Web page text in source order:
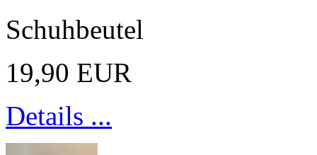
Schuhbeutel
19,90 EUR
Details ...